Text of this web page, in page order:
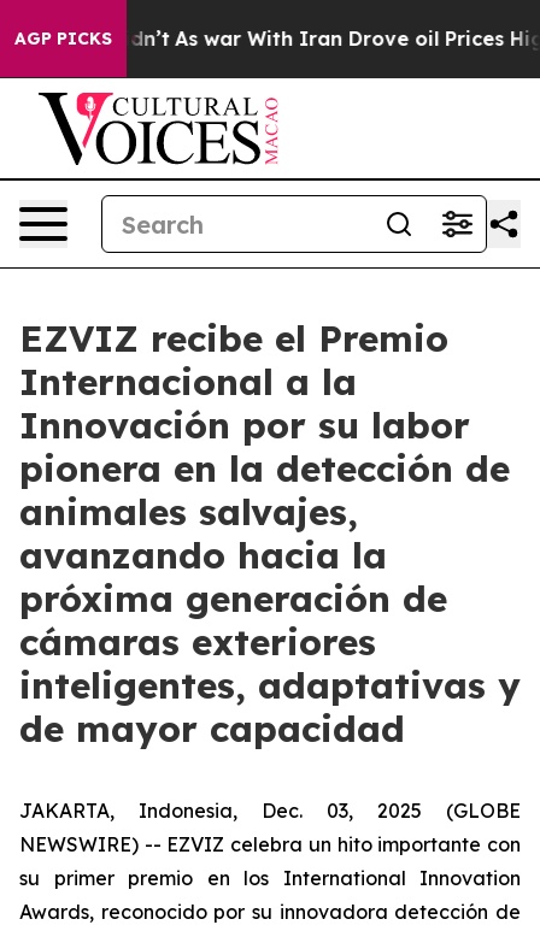
AGP PICKS
it Didn’t As war With Iran Drove oil Prices
EZVIZ recibe el Premio
Internacional a la
Innovación por su labor
pionera en la detección de
animales salvajes,
avanzando hacia la
próxima generación de
cámaras exteriores
inteligentes, adaptativas y
de mayor capacidad
JAKARTA, Indonesia, Dec. 03, 2025 (GLOBE
NEWSWIRE) -- EZVIZ celebra un hito importante con
su primer premio en los International Innovation
Awards, reconocido por su innovadora detección de